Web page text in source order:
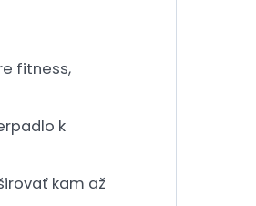
fitness,
k
kam až